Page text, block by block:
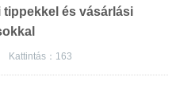
és vásárlási
Kattintás： 163